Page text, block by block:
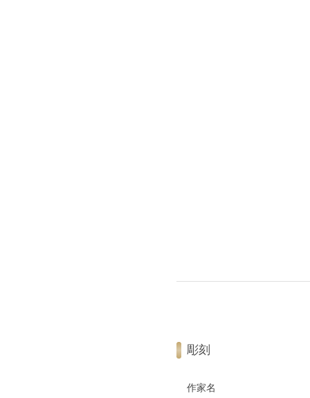
彫刻
作家名